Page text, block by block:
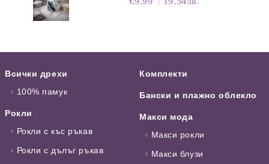
Всички дрехи
100% памук
Рокли
Рокли с къс ръкав
Рокли с дълъг ръкав
Комплекти
Бански и плажно облекло
Макси мода
Макси рокли
Макси блузи